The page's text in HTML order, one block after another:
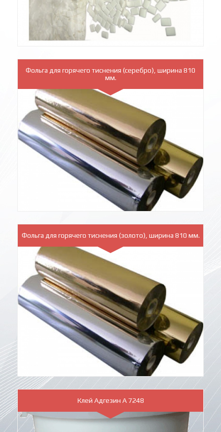
Фольга для горячего тиснения (серебро), ширина 810
мм.
Фольга для горячего тиснения (золото), ширина 810 мм.
Клей Адгезин А 7248